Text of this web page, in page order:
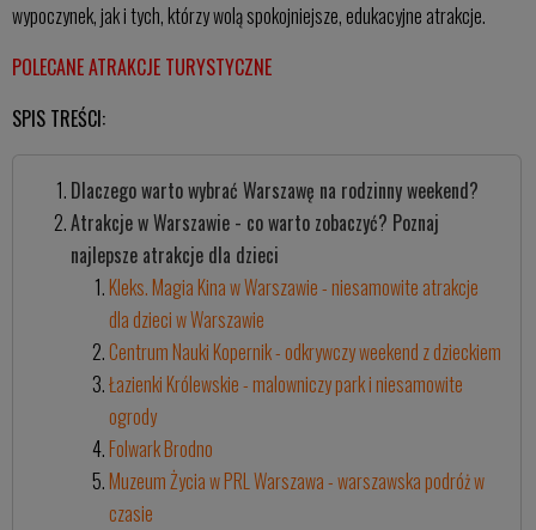
wypoczynek, jak i tych, którzy wolą spokojniejsze, edukacyjne atrakcje.
POLECANE ATRAKCJE TURYSTYCZNE
SPIS TREŚCI:
Dlaczego warto wybrać Warszawę na rodzinny weekend?
Atrakcje w Warszawie - co warto zobaczyć? Poznaj
najlepsze atrakcje dla dzieci
Kleks. Magia Kina w Warszawie - niesamowite atrakcje
dla dzieci w Warszawie
Centrum Nauki Kopernik - odkrywczy weekend z dzieckiem
Łazienki Królewskie - malowniczy park i niesamowite
ogrody
Folwark Brodno
Muzeum Życia w PRL Warszawa - warszawska podróż w
czasie